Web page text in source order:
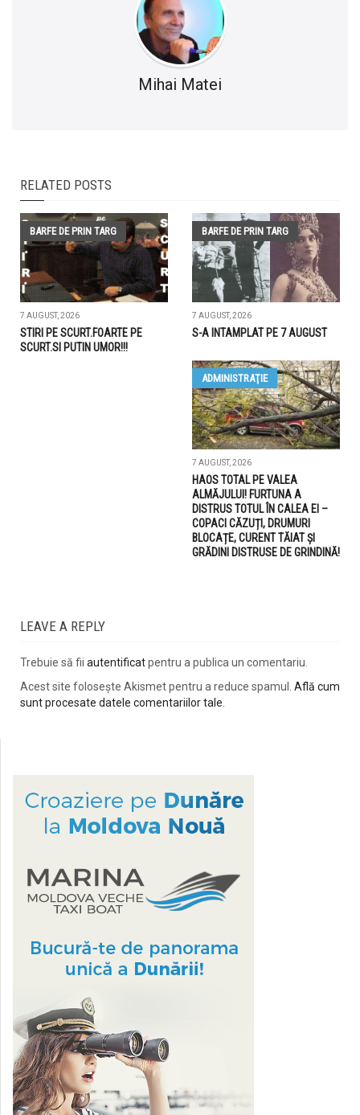
Mihai Matei
RELATED POSTS
BARFE DE PRIN TARG
7 AUGUST, 2026
STIRI PE SCURT.FOARTE PE
SCURT.SI PUTIN UMOR!!!
BARFE DE PRIN TARG
7 AUGUST, 2026
S-A INTAMPLAT PE 7 AUGUST
ADMINISTRAŢIE
7 AUGUST, 2026
HAOS TOTAL PE VALEA
ALMĂJULUI! FURTUNA A
DISTRUS TOTUL ÎN CALEA EI –
COPACI CĂZUȚI, DRUMURI
BLOCAȚE, CURENT TĂIAT ȘI
GRĂDINI DISTRUSE DE GRINDINĂ!
LEAVE A REPLY
Trebuie să fii autentificatpentru a publica un comentariu.
Acest site folosește Akismet pentru a reduce spamul. Află cum
sunt procesate datele comentariilor tale